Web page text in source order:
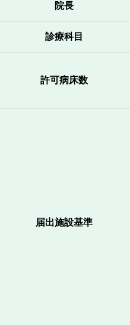
院長
診療科目
許可病床数
届出施設基準